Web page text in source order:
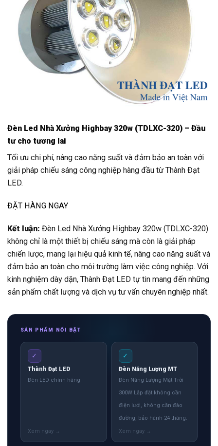
Đèn Led Nhà Xưởng Highbay 320w (TDLXC-320) – Đầu
tư cho tương lai
Tối ưu chi phí, nâng cao năng suất và đảm bảo an toàn với
giải pháp chiếu sáng công nghiệp hàng đầu từ Thành Đạt
LED.
ĐẶT HÀNG NGAY
Kết luận: Đèn Led Nhà Xưởng Highbay 320w (TDLXC-320)
không chỉ là một thiết bị chiếu sáng mà còn là giải pháp
chiến lược, mang lại hiệu quả kinh tế, nâng cao năng suất và
đảm bảo an toàn cho môi trường làm việc công nghiệp. Với
kinh nghiệm dày dặn, Thành Đạt LED tự tin mang đến những
sản phẩm chất lượng và dịch vụ tư vấn chuyên nghiệp nhất.
SẢN PHẨM NỔI BẬT
✓
Thành Đạt LED
Đèn LED chính hãng
✓
Đèn Năng Lượng MT
Đèn Năng Lượng Mặt Trời
300W Lắp đặt không cần
điện lưới, không cần đào
đường, bảo hành 24 tháng.